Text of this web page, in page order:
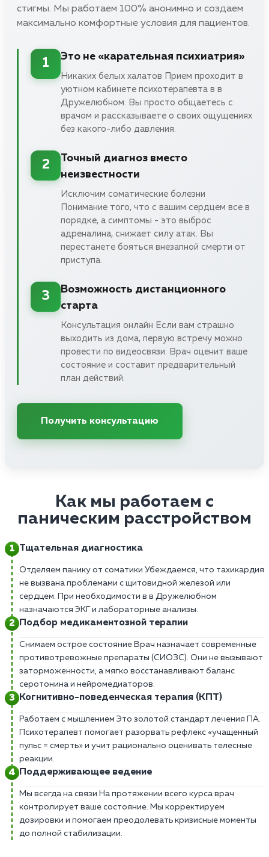
стигмы. Мы работаем 100% анонимно и создаем
максимально комфортные условия для пациентов.
1
Это не «карательная психиатрия»
Никаких белых халатов Прием проходит в
уютном кабинете психотерапевта в в
Дружелюбном. Вы просто общаетесь с
врачом и рассказываете о своих ощущениях
без какого-либо давления.
2
Точный диагноз вместо
неизвестности
Исключим соматические болезни
Понимание того, что с вашим сердцем все в
порядке, а симптомы - это выброс
адреналина, снижает силу атак. Вы
перестанете бояться внезапной смерти от
приступа.
3
Возможность дистанционного
старта
Консультация онлайн Если вам страшно
выходить из дома, первую встречу можно
провести по видеосвязи. Врач оценит ваше
состояние и составит предварительный
план действий.
Получить консультацию
Как мы работаем с
паническим расстройством
Тщательная диагностика
Отделяем панику от соматики Убеждаемся, что тахикардия
не вызвана проблемами с щитовидной железой или
сердцем. При необходимости в в Дружелюбном
назначаются ЭКГ и лабораторные анализы.
Подбор медикаментозной терапии
Снимаем острое состояние Врач назначает современные
противотревожные препараты (СИОЗС). Они не вызывают
заторможенности, а мягко восстанавливают баланс
серотонина и нейромедиаторов.
Когнитивно-поведенческая терапия (КПТ)
Работаем с мышлением Это золотой стандарт лечения ПА.
Психотерапевт помогает разорвать рефлекс «учащенный
пульс = смерть» и учит рационально оценивать телесные
реакции.
Поддерживающее ведение
Мы всегда на связи На протяжении всего курса врач
контролирует ваше состояние. Мы корректируем
дозировки и помогаем преодолевать кризисные моменты
до полной стабилизации.